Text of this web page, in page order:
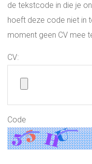
de tekstcode in die je
hoeft deze code niet in
moment geen CV mee
CV:
Code